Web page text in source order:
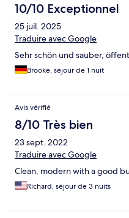
10/10 Exceptionnel
25 juil. 2025
Traduire avec Google
Sehr schön und sauber,
Brooke, séjour de 1 nuit
Avis vérifié
8/10 Très bien
23 sept. 2022
Traduire avec Google
Clean, modern with a good
Richard, séjour de 3 nuits